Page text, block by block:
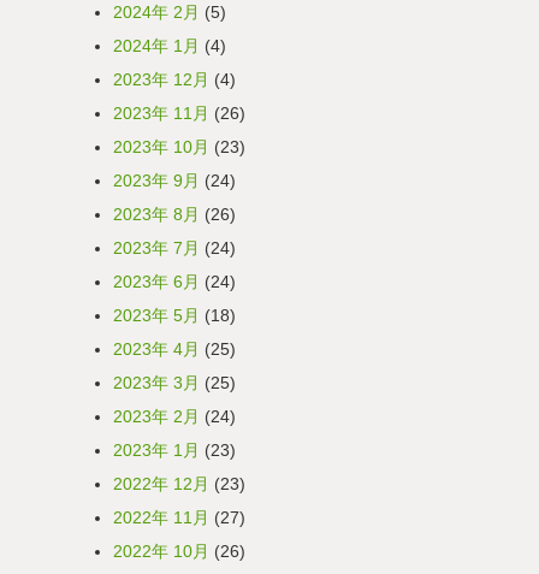
2024年 2月 (5)
2024年 1月 (4)
2023年 12月 (4)
2023年 11月 (26)
2023年 10月 (23)
2023年 9月 (24)
2023年 8月 (26)
2023年 7月 (24)
2023年 6月 (24)
2023年 5月 (18)
2023年 4月 (25)
2023年 3月 (25)
2023年 2月 (24)
2023年 1月 (23)
2022年 12月 (23)
2022年 11月 (27)
2022年 10月 (26)